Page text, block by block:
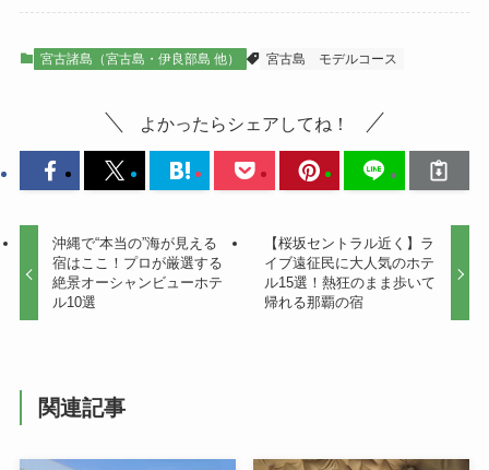
宮古諸島（宮古島・伊良部島 他） 宮古島 モデルコース
よかったらシェアしてね！
沖縄で“本当の”海が見える
宿はここ！プロが厳選する
絶景オーシャンビューホテ
ル10選
【桜坂セントラル近く】ラ
イブ遠征民に大人気のホテ
ル15選！熱狂のまま歩いて
帰れる那覇の宿
関連記事